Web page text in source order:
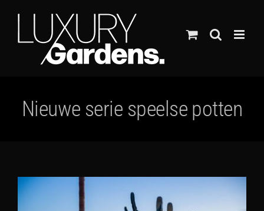
inhoud
Nieuwe serie speelse potten
Bekijk